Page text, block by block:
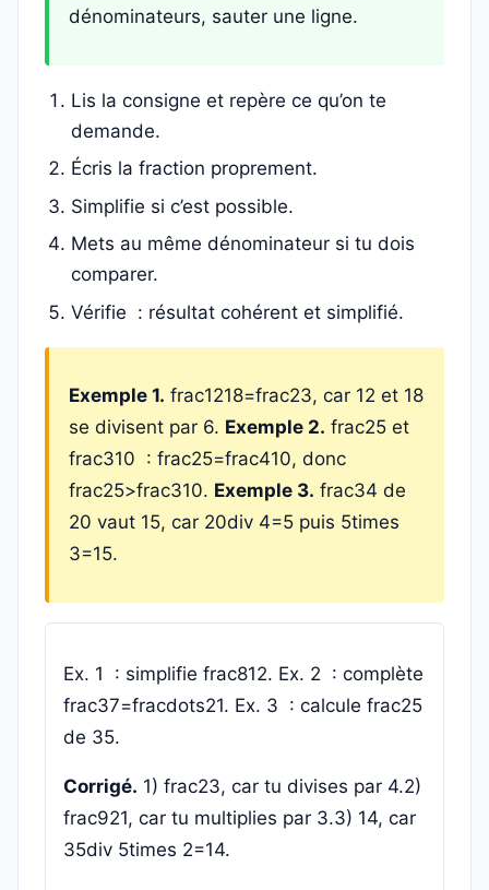
dénominateurs, sauter une ligne.
Lis la consigne et repère ce qu’on te
demande.
Écris la fraction proprement.
Simplifie si c’est possible.
Mets au même dénominateur si tu dois
comparer.
Vérifie : résultat cohérent et simplifié.
Exemple 1. frac1218=frac23, car 12 et 18
se divisent par 6. Exemple 2. frac25 et
frac310 : frac25=frac410, donc
frac25>frac310. Exemple 3. frac34 de
20 vaut 15, car 20div 4=5 puis 5times
3=15.
Ex. 1 : simplifie frac812. Ex. 2 : complète
frac37=fracdots21. Ex. 3 : calcule frac25
de 35.
Corrigé. 1) frac23, car tu divises par 4.2)
frac921, car tu multiplies par 3.3) 14, car
35div 5times 2=14.